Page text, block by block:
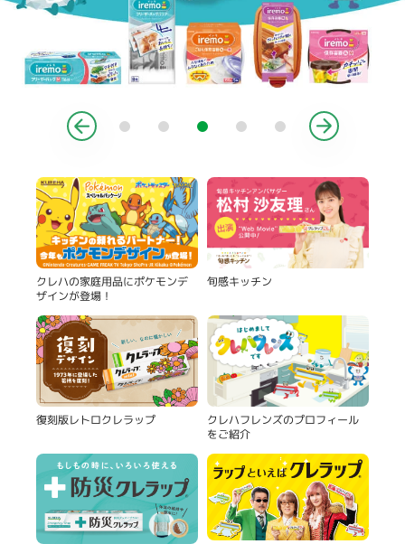
クレハの家庭用品にポケモンデ
ザインが登場！
旬感キッチン
復刻版レトロクレラップ クレハフレンズのプロフィール
をご紹介